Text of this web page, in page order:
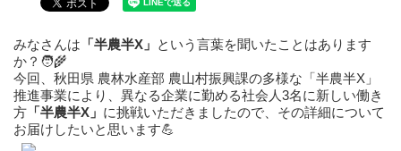
みなさんは 「半農半X」 という言葉を聞いたことはあります
か？🧑‍🌾
今回、秋田県 農林水産部 農山村振興課の多様な「半農半X」
推進事業により、異なる企業に勤める社会人3名に新しい働き
方 「半農半X」 に挑戦いただきましたので、その詳細について
お届けしたいと思います💪